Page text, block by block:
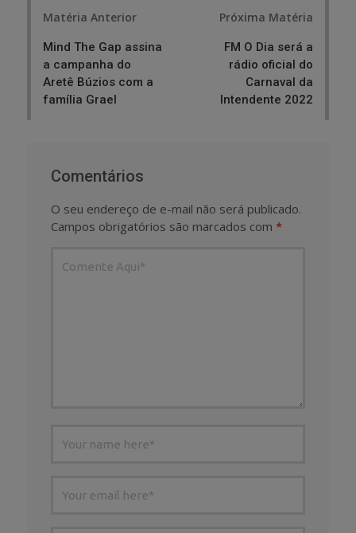
Matéria Anterior
Mind The Gap assina
a campanha do
Aretê Búzios com a
família Grael
Próxima Matéria
FM O Dia será a
rádio oficial do
Carnaval da
Intendente 2022
Comentários
O seu endereço de e-mail não será publicado.
Campos obrigatórios são marcados com *